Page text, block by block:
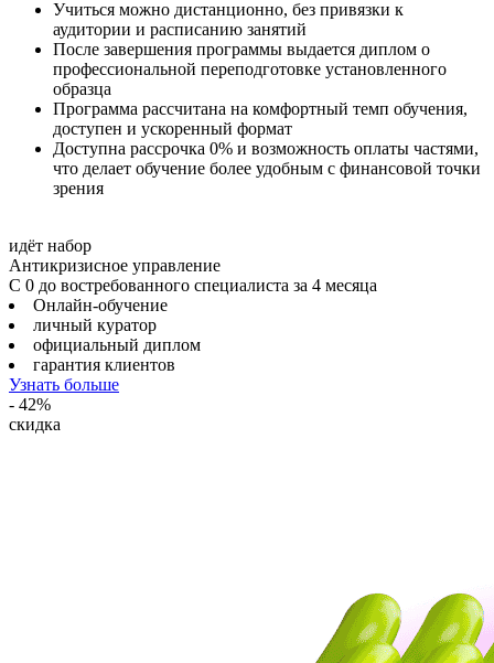
Учиться можно дистанционно, без привязки к
аудитории и расписанию занятий
После завершения программы выдается диплом о
профессиональной переподготовке установленного
образца
Программа рассчитана на комфортный темп обучения,
доступен и ускоренный формат
Доступна рассрочка 0% и возможность оплаты частями,
что делает обучение более удобным с финансовой точки
зрения
идёт набор
Антикризисное управление
С 0 до востребованного специалиста за 4 месяца
Онлайн-обучение
личный куратор
официальный диплом
гарантия клиентов
Узнать больше
- 42%
скидка